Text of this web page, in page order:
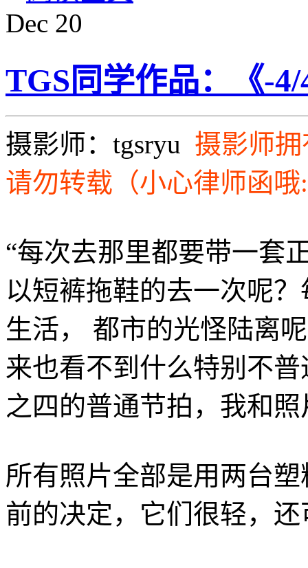
Dec 20
TGS同学作品：《-
摄影师：tgsryu 摄影师
请勿转载（小心律师函哦
“每次去那里都要带一套
以短裤拖鞋的去一次呢
生活， 都市的光怪陆离
来也看不到什么特别不
之四的普通节拍，我和
所有照片全部是用两台
前的决定，它们很轻，还